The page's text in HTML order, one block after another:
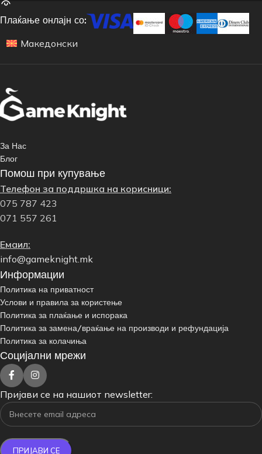
Плаќање онлајн со:
Македонски
За Нас
Блог
Помош при купување
Телефон за поддршка на корисници:
075 787 423
071 557 261
Емаил:
info@gameknight.mk
Информации
Политика на приватност
Услови и правила за користење
Политика за плаќање и испорака
Политика за замена/враќање на производи и рефундација
Политика за колачиња
Социјални мрежи
Пријави се на нашиот newsletter: